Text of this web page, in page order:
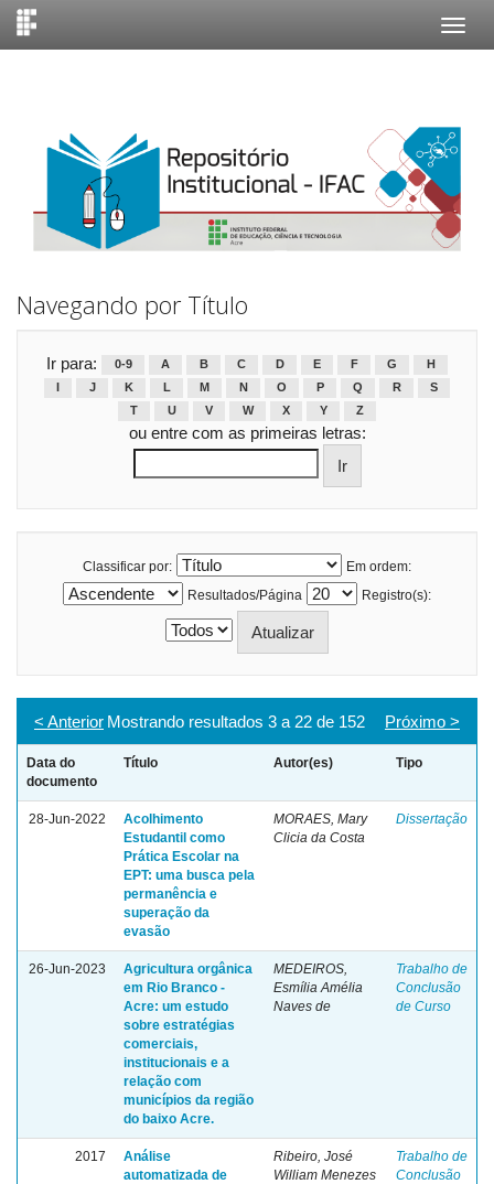
Navegando por Título
Ir para: 0-9 A B C D E F G
H
J K L M N O P Q R
S
T
U V W X Y Z
ou entre com as primeiras letras:
Classificar por:
Em ordem:
Resultados/Página
Registro(s):
Mostrando resultados 3 a 22 de 152
< Anterior Próximo >
Data do
documento
Título Autor(es) Tipo
28-Jun-2022
Acolhimento
Estudantil como
Prática Escolar na
EPT: uma busca pela
permanência e
superação da
evasão
MORAES, Mary
Clicia da Costa
Dissertação
26-Jun-2023
Agricultura orgânica
em Rio Branco -
Acre: um estudo
sobre estratégias
comerciais,
institucionais e a
relação com
municípios da região
do baixo Acre.
MEDEIROS,
Esmília Amélia
Naves de
Trabalho de
Conclusão
de Curso
2017
Análise
automatizada de
Ribeiro, José
William Menezes
Trabalho de
Conclusão